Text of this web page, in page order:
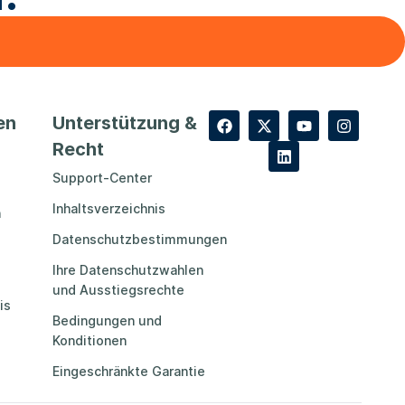
Unterstützung &
Recht
Support-Center
Inhaltsverzeichnis
Datenschutzbestimmungen
Ihre Datenschutzwahlen
und Ausstiegsrechte
Bedingungen und
Konditionen
Eingeschränkte Garantie